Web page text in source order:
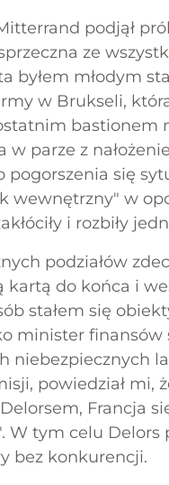
podjął
ze
byłem młodym
w Brukseli,
bastionem
w parze z
się
wewnętrzny" w
i rozbiły
podziałów
kartą do końca i
stałem się
minister finansów
niebezpiecznych
powiedział mi,
Francja
tym celu Delors
bez konkurencji.